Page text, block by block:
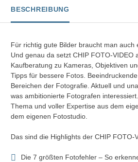
BESCHREIBUNG
Für richtig gute Bilder braucht man auch
Und genau da setzt CHIP FOTO-VIDEO
Kaufberatung zu Kameras, Objektiven
Tipps für bessere Fotos.
Bereichen der Fotografie. Aktuell und
was ambitionierte Fotografen
Thema und voller Expertise aus dem
dem eigenen Fotostudio.
Das sind die Highlights der CHIP FOTO-
Die 7 größten Fotofehler – So